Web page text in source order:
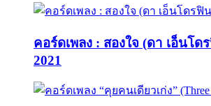
คอร์ดเพลง : สองใจ (ดา เอ็นโด
2021